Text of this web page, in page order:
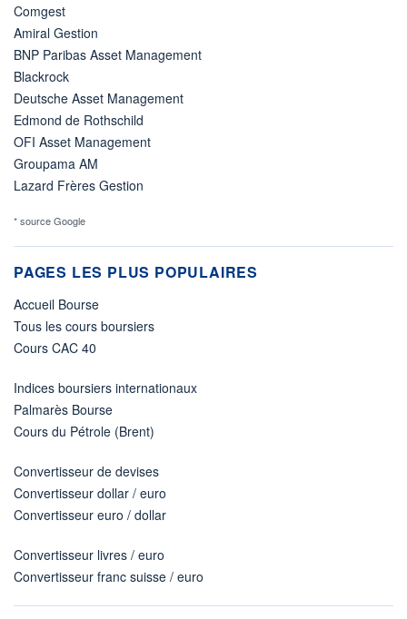
Comgest
Amiral Gestion
BNP Paribas Asset Management
Blackrock
Deutsche Asset Management
Edmond de Rothschild
OFI Asset Management
Groupama AM
Lazard Frères Gestion
* source Google
PAGES LES PLUS POPULAIRES
Accueil Bourse
Tous les cours boursiers
Cours CAC 40
Indices boursiers internationaux
Palmarès Bourse
Cours du Pétrole (Brent)
Convertisseur de devises
Convertisseur dollar / euro
Convertisseur euro / dollar
Convertisseur livres / euro
Convertisseur franc suisse / euro